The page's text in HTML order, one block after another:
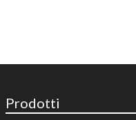
Prodotti